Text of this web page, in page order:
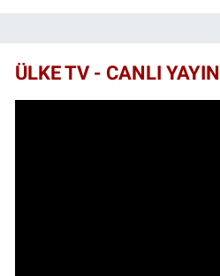
ÜLKE TV - CANLI YAYIN